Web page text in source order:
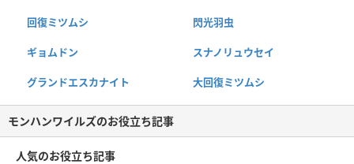
回復ミツムシ 閃光羽虫
ギョムドン スナノリュウセイ
グランドエスカナイト 大回復ミツムシ
モンハンワイルズのお役立ち記事
人気のお役立ち記事